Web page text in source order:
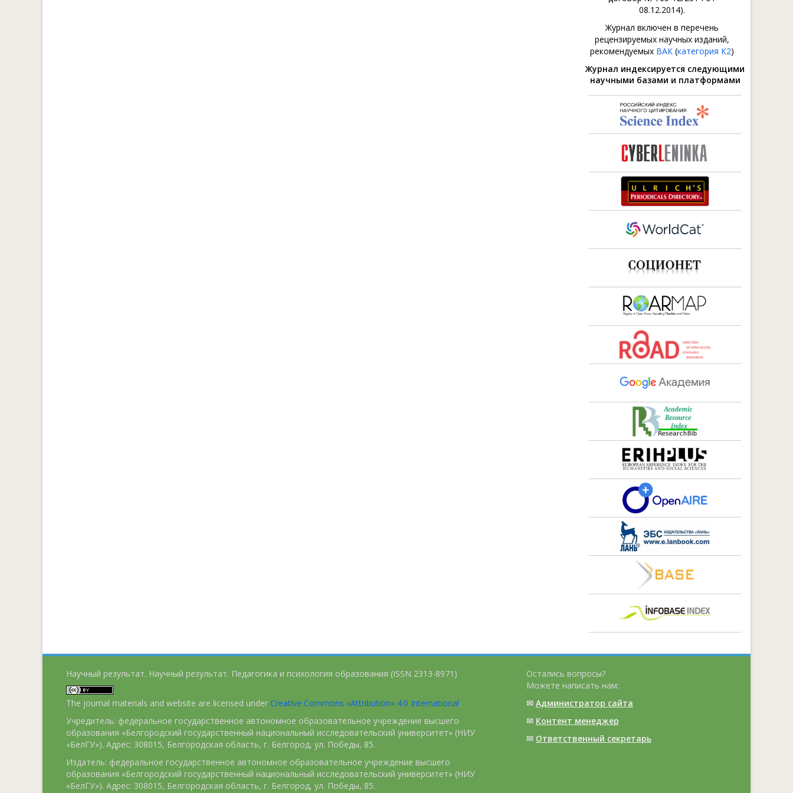
08.12.2014).
Журнал включен в перечень
рецензируемых научных изданий,
рекомендуемых ВАК (категория К2)
Журнал индексируется следующими
научными базами и платформами
Научный результат. Научный результат. Педагогика и психология образования (ISSN 2313-8971)
The journal materials and website are licensed under Creative Commons «Attribution» 4.0 International.
Учредитель: федеральное государственное автономное образовательное учреждение высшего
образования «Белгородский государственный национальный исследовательский университет» (НИУ
«БелГУ»). Адрес: 308015, Белгородская область, г. Белгород, ул. Победы, 85.
Издатель: федеральное государственное автономное образовательное учреждение высшего
образования «Белгородский государственный национальный исследовательский университет» (НИУ
«БелГУ»). Адрес: 308015, Белгородская область, г. Белгород, ул. Победы, 85.
Остались вопросы?
Можете написать нам:
✉ Администратор сайта
✉ Контент менеджер
✉ Ответственный cекретарь